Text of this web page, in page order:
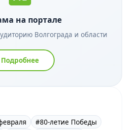
на портале
Волгограда и области
Подробнее
#80-летие Победы